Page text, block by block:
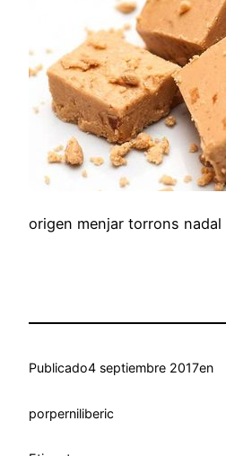
origen menjar torrons nadal
Publicado4 septiembre 2017en
porperniliberic